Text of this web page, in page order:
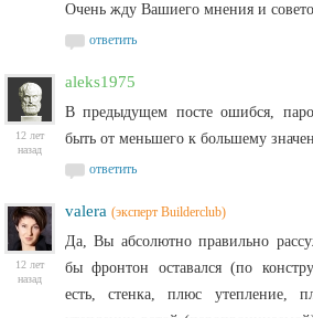
Очень жду Вашиего мнения и
ответить
12 лет
назад
aleks1975
В предыдущем посте ошибся,
быть от меньшего к большему
ответить
12 лет
назад
valera (эксперт Builderclub)
Да, Вы абсолютно правильно
бы фронтон оставался (по
есть, стенка, плюс утепление,